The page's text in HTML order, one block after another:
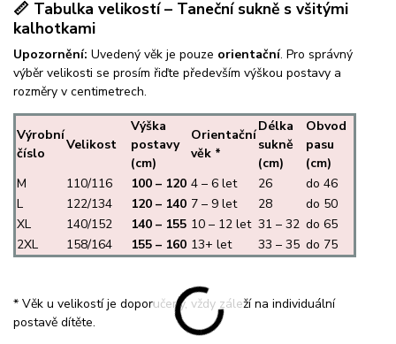
📏 Tabulka velikostí – Taneční sukně s všitými
kalhotkami
Upozornění: Uvedený věk je pouze orientační. Pro správný
výběr velikosti se prosím řiďte především výškou postavy a
rozměry v centimetrech.
Výrobní
číslo
Velikost
Výška
postavy
(cm)
Orientační
věk *
Délka
sukně
(cm)
Obvod
pasu
(cm)
M
110/116 100 – 120 4 – 6 let 26
do 46
L
122/134 120 – 140 7 – 9 let 28
do 50
XL
140/152 140 – 155 10 – 12 let 31 – 32 do 65
2XL
158/164 155 – 160 13+ let 33 – 35 do 75
* Věk u velikostí je doporučený, vždy záleží na individuální
postavě dítěte.